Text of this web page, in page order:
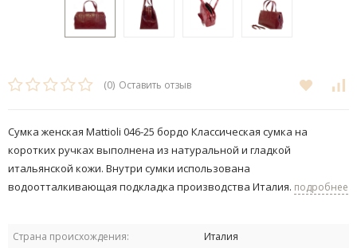
(0) Оставить отзыв
Сумка женская Mattioli 046-25 бордо Классическая сумка на
коротких ручках выполнена из натуральной и гладкой
итальянской кожи. Внутри сумки использована
водоотталкивающая подкладка производства Италия. подробнее
Страна происхождения:
Италия